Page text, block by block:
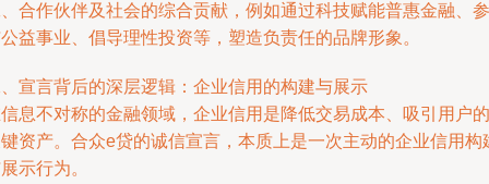
合作伙伴及社会的综合贡献，例如通过科技赋能普惠金融、参
益事业、倡导理性投资等，塑造负责任的品牌形象。
宣言背后的深层逻辑：企业信用的构建与展示
息不对称的金融领域，企业信用是降低交易成本、吸引用户的
资产。合众e贷的诚信宣言，本质上是一次主动的企业信用构
示行为。